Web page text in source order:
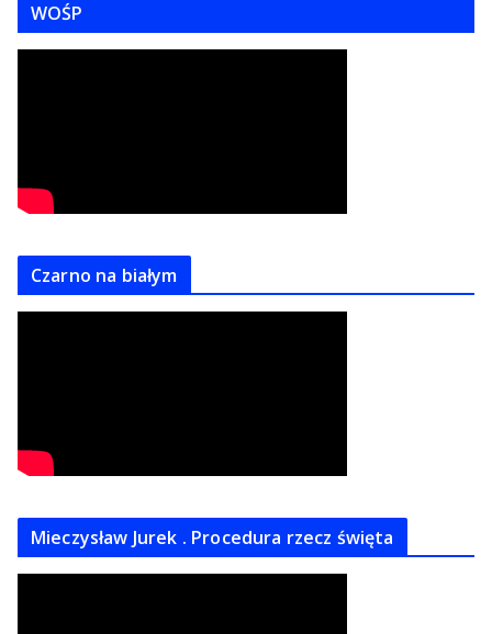
WOŚP
Czarno na białym
Mieczysław Jurek . Procedura rzecz święta